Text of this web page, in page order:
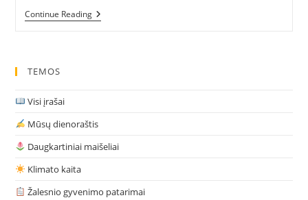
Continue ReadingMiltai
Iš
TEMOS
Visi įrašai
Mūsų dienoraštis
Daugkartiniai maišeliai
Klimato kaita
Žalesnio gyvenimo patarimai